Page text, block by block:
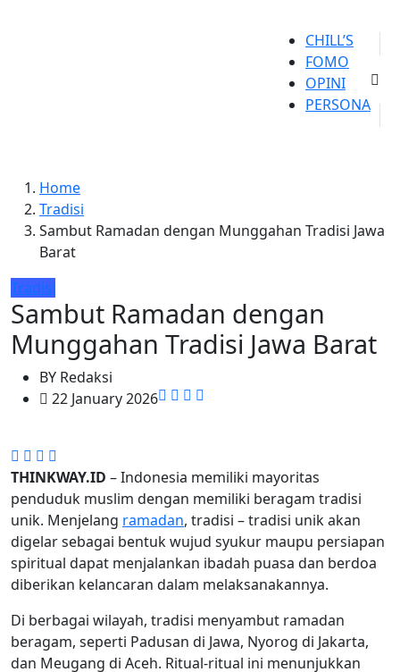
CHILL’S
FOMO
OPINI
PERSONA
Home
Tradisi
Sambut Ramadan dengan Munggahan Tradisi Jawa
Barat
Tradisi
Sambut Ramadan dengan
Munggahan Tradisi Jawa Barat
BY Redaksi
22 January 2026
THINKWAY.ID – Indonesia memiliki mayoritas
penduduk muslim dengan memiliki beragam tradisi
unik. Menjelang ramadan, tradisi – tradisi unik akan
digelar sebagai bentuk wujud syukur maupu persiapan
spiritual dapat menjalankan ibadah puasa dan berdoa
diberikan kelancaran dalam melaksanakannya.
Di berbagai wilayah, tradisi menyambut ramadan
beragam, seperti Padusan di Jawa, Nyorog di Jakarta,
dan Meugang di Aceh. Ritual-ritual ini menunjukkan